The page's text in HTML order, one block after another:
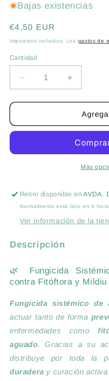
Bajas existencias
Precio
habitual
€4,50 EUR
Impuestos incluidos. Los gastos de
Cantidad
Cantidad
Reducir
cantidad
para
AL
MILDIU,
PHYTOPTORA,
Y
MILDIU
Aumentar
cantidad
para
AL
CONTRA
MILDIU,
Y
MILDIU
Más
Retiro disponible enAVDA.
Normalmente está listo en 4
Ver información de la
Descripción
🌿 Fungicida
contra Fitóftora y Mildiu
Fungicida sistémico de
actuar tanto de forma
enfermedades como
aguado. Gracias a su
distribuye por toda la
duradera y curación